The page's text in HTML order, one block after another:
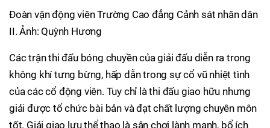
Đoàn vận động viên Trường Cao đẳng Cảnh sát nhân dân
II. Ảnh: Quỳnh Hương
Các trận thi đấu bóng chuyền của giải đấu diễn ra trong
không khí tưng bừng, hấp dẫn trong sự cổ vũ nhiệt tình
của các cổ động viên. Tuy chỉ là thi đấu giao hữu nhưng
giải được tổ chức bài bản và đạt chất lượng chuyên môn
tốt. Giải giao lưu thể thao là sân chơi lành mạnh, bổ ích